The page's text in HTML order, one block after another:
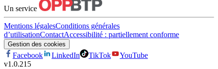
Un service
Mentions légalesConditions générales
d’utilisationContactAccessibilité : partiellement conforme
Gestion des cookies
Facebook LinkedIn TikTok
YouTube
v1.0.215